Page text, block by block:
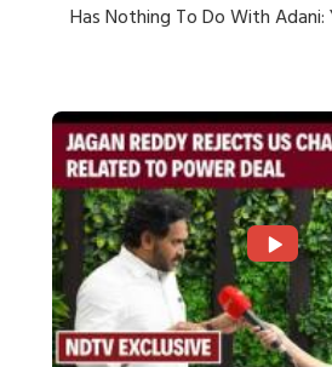
Has Nothing To Do With Adani: